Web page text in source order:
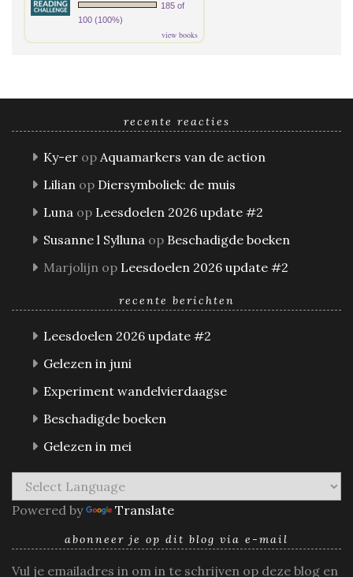
185 of
100 (100%)
view books
recente reacties
Ky-er op Aquamarkers van de action
Lilian op Diersymboliek: de muis
Luna op Leesdoelen 2026 update #2
Susanne l Sylluna op Beschadigde boeken
Marjolijn op Leesdoelen 2026 update #2
recente berichten
Leesdoelen 2026 update #2
Gelezen in juni
Experiment wandelvierdaagse
Beschadigde boeken
Gelezen in mei
Powered by Translate
abonneer je op dit blog via e-mail
Vul je emailadres in om in te schrijven op deze blog en